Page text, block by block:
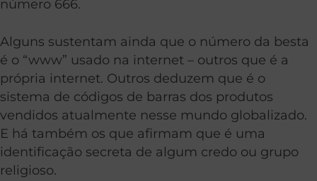
número 666.
Alguns sustentam ainda que o número da besta
é o “www” usado na internet – outros que é a
própria internet. Outros deduzem que é o
sistema de códigos de barras dos produtos
vendidos atualmente nesse mundo globalizado.
E há também os que afirmam que é uma
identificação secreta de algum credo ou grupo
religioso.